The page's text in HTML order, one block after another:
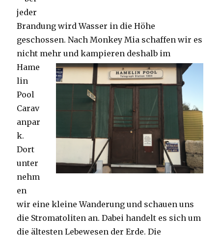
jeder
Brandung wird Wasser in die Höhe
geschossen. Nach Monkey Mia schaffen wir es
nicht mehr und kampieren deshalb im
Hame
lin
Pool
Carav
anpar
k.
Dort
unter
nehm
en
wir eine kleine Wanderung und schauen uns
die Stromatoliten an. Dabei handelt es sich um
die ältesten Lebewesen der Erde. Die